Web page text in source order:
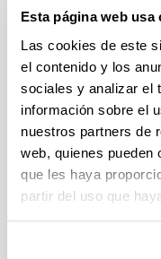
Esta página web usa
Las cookies de este
el contenido y los
sociales y analizar el
información sobre el
nuestros partners de
web, quienes pueden
que les haya
partir del uso que
la
noroeste
Seminario:
Edad Media